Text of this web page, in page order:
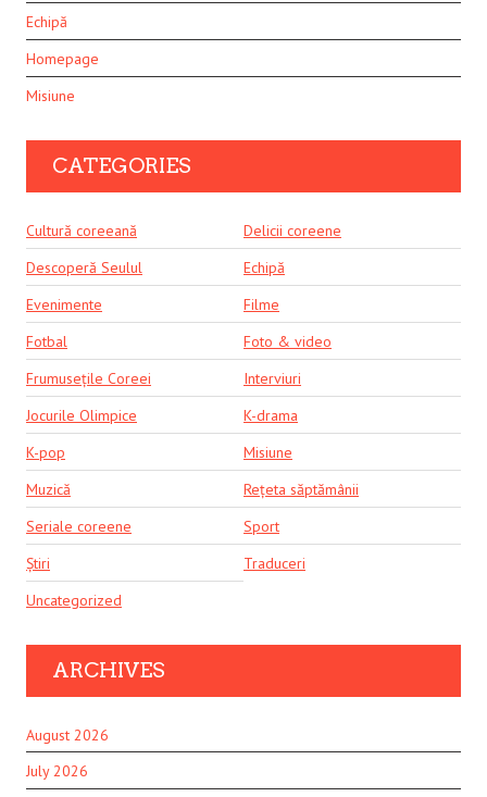
Echipă
Homepage
Misiune
CATEGORIES
Cultură coreeană
Delicii coreene
Descoperă Seulul
Echipă
Evenimente
Filme
Fotbal
Foto & video
Frumusețile Coreei
Interviuri
Jocurile Olimpice
K-drama
K-pop
Misiune
Muzică
Rețeta săptămânii
Seriale coreene
Sport
Știri
Traduceri
Uncategorized
ARCHIVES
August 2026
July 2026